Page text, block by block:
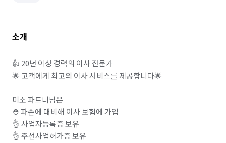
소개
👍 20년 이상 경력의 이사 전문가
🌟 고객에게 최고의 이사 서비스를 제공합니다🌟
미소 파트너님은
⛑️ 파손에 대비해 이사 보험에 가입
👌 사업자등록증 보유
👌 주선사업허가증 보유